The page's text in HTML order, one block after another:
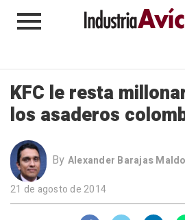
KFC le resta
los asaderos
By Alexander Barajas
21 de agosto de 2014